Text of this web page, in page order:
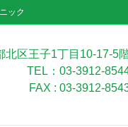
ック
北区王子1丁目10-17-5
TEL：03-3912-
FAX : 03-3912-